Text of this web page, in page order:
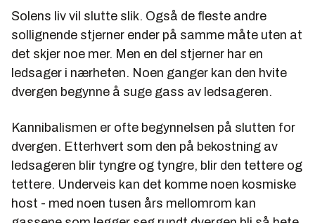
Solens liv vil slutte slik. Også de fleste andre
sollignende stjerner ender på samme måte uten at
det skjer noe mer. Men en del stjerner har en
ledsager i nærheten. Noen ganger kan den hvite
dvergen begynne å suge gass av ledsageren.
Kannibalismen er ofte begynnelsen på slutten for
dvergen. Etterhvert som den på bekostning av
ledsageren blir tyngre og tyngre, blir den tettere og
tettere. Underveis kan det komme noen kosmiske
host - med noen tusen års mellomrom kan